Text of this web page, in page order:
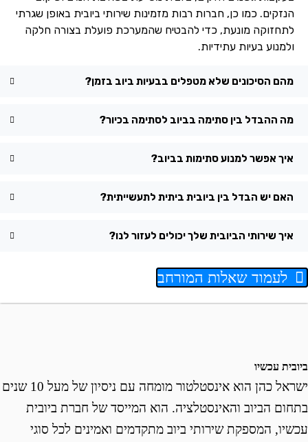
הנזקים. כמו כן, חברות רבות מזמינות שירותי ביובית באופן שגרתי
לתחזוקה מונעת, כדי להבטיח שהמערכת פועלת בצורה חלקה
ולמנוע בעיות עתידיות.
מהם הסיכונים שלא מטפלים בבעיות ביוב בזמן?
מה ההבדל בין סתימה בביוב לסתימה בכיור?
איך אפשר למנוע סתימות בביוב?
האם יש הבדל בין ביובית ביתית לתעשייתית?
איך שירותי הביובית שלך יכולים לעזור לנו?
לעמוד שאלות המורחב
עכשיו
ישראל כהן הוא אינסטלטור מומחה עם ניסיון של מעל 10 שנים
הביוב והאינסטלציה. הוא המייסד של חברת ביובית
המספקת שירותי ביוב מתקדמים ואמינים לכל סוגי